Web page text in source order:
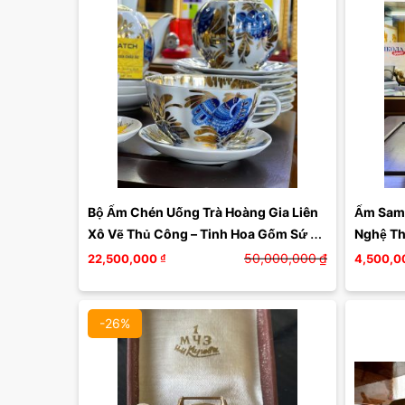
Bộ Ấm Chén Uống Trà Hoàng Gia Liên
Xô Vẽ Thủ Công – Tinh Hoa Gốm Sứ và
Hồn Dân Tộc Nga
22,500,000₫ 50,000,000₫
Ấm
Nghệ
-26%